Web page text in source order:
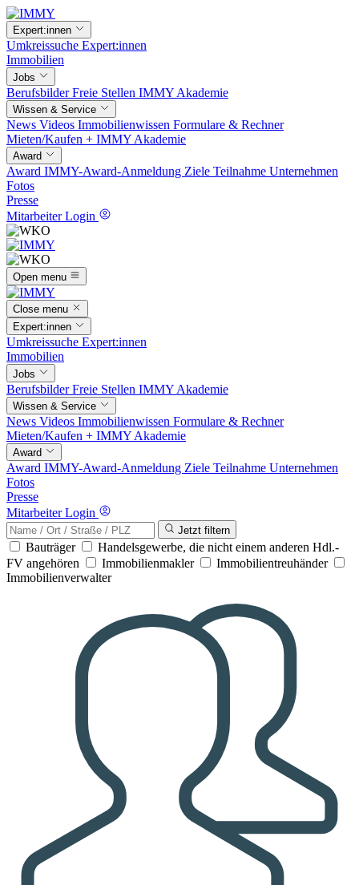
Expert:innen
Umkreissuche Expert:innen
Immobilien
Jobs
BerufsbilderFreie Stellen IMMY Akademie
Wissen & Service
News Videos Immobilienwissen Formulare & Rechner
Mieten/Kaufen + IMMY Akademie
Award
Award IMMY-Award-Anmeldung Ziele Teilnahme Unternehmen
Fotos
Presse
Mitarbeiter Login
Open menu
Close menu
Expert:innen
Umkreissuche Expert:innen
Immobilien
Jobs
BerufsbilderFreie Stellen IMMY Akademie
Wissen & Service
News Videos Immobilienwissen Formulare & Rechner
Mieten/Kaufen + IMMY Akademie
Award
Award IMMY-Award-Anmeldung Ziele Teilnahme Unternehmen
Fotos
Presse
Mitarbeiter Login
Jetzt filtern
Bauträger
Handelsgewerbe, die nicht einem anderen Hdl.-
FV angehören
Immobilienmakler
Immobilientreuhänder
Immobilienverwalter